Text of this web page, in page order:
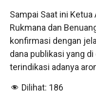
Sampai Saat ini
Rukmana dan
konfirmasi dengan
dana publikasi yang
terindikasi adanya
Dilihat: 186